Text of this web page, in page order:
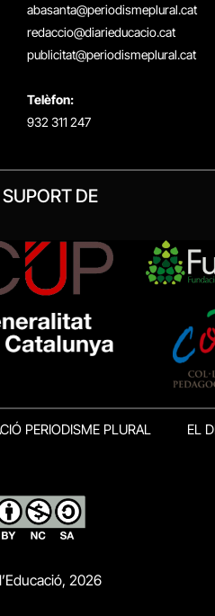
abasanta@periodismeplural.cat
redaccio@diarieducacio.cat
publicitat@periodismeplural.cat
Telèfon:
932 311 247
DE
PERIODISME PLURAL EL
2026